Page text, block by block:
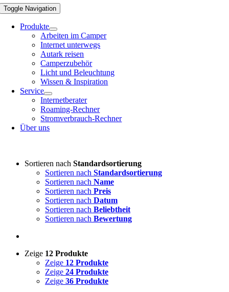
Toggle Navigation
Produkte
Arbeiten im Camper
Internet unterwegs
Autark reisen
Camperzubehör
Licht und Beleuchtung
Wissen & Inspiration
Service
Internetberater
Roaming-Rechner
Stromverbrauch-Rechner
Über uns
Sortieren nach Standardsortierung
Sortieren nach Standardsortierung
Sortieren nach Name
Sortieren nach Preis
Sortieren nach Datum
Sortieren nach Beliebtheit
Sortieren nach Bewertung
Zeige 12 Produkte
Zeige 12 Produkte
Zeige 24 Produkte
Zeige 36 Produkte